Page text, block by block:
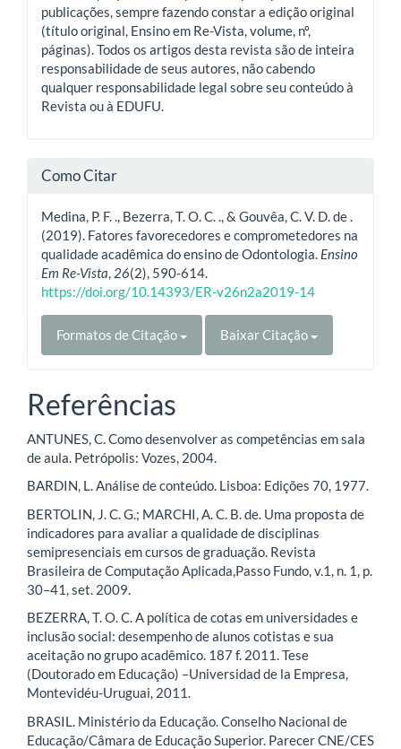
publicações, sempre fazendo constar a edição original
(título original, Ensino em Re-Vista, volume, nº,
páginas). Todos os artigos desta revista são de inteira
responsabilidade de seus autores, não cabendo
qualquer responsabilidade legal sobre seu conteúdo à
Revista ou à EDUFU.
Como Citar
Medina, P. F. ., Bezerra, T. O. C. ., & Gouvêa, C. V. D. de .
(2019). Fatores favorecedores e comprometedores na
qualidade acadêmica do ensino de Odontologia. Ensino
Em Re-Vista, 26(2), 590-614.
https://doi.org/10.14393/ER-v26n2a2019-14
Formatos de Citação Baixar Citação
Referências
ANTUNES, C. Como desenvolver as competências em sala
de aula. Petrópolis: Vozes, 2004.
BARDIN, L. Análise de conteúdo. Lisboa: Edições 70, 1977.
BERTOLIN, J. C. G.; MARCHI, A. C. B. de. Uma proposta de
indicadores para avaliar a qualidade de disciplinas
semipresenciais em cursos de graduação. Revista
Brasileira de Computação Aplicada,Passo Fundo, v.1, n. 1, p.
30–41, set. 2009.
BEZERRA, T. O. C. A política de cotas em universidades e
inclusão social: desempenho de alunos cotistas e sua
aceitação no grupo acadêmico. 187 f. 2011. Tese
(Doutorado em Educação) –Universidad de la Empresa,
Montevidéu-Uruguai, 2011.
BRASIL. Ministério da Educação. Conselho Nacional de
Educação/Câmara de Educação Superior. Parecer CNE/CES